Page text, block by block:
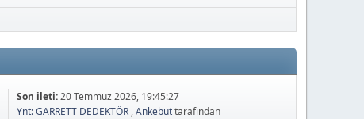
Son ileti:20 Temmuz 2026, 19:45:27
Ynt: GARRETT DEDEKTÖR ,Ankebuttarafından